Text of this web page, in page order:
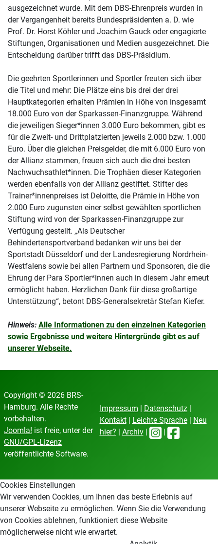
ausgezeichnet wurde. Mit dem DBS-Ehrenpreis wurden in
der Vergangenheit bereits Bundespräsidenten a. D. wie
Prof. Dr. Horst Köhler und Joachim Gauck oder engagierte
Stiftungen, Organisationen und Medien ausgezeichnet. Die
Entscheidung darüber trifft das DBS-Präsidium.
Die geehrten Sportlerinnen und Sportler freuten sich über
die Titel und mehr: Die Plätze eins bis drei der drei
Hauptkategorien erhalten Prämien in Höhe von insgesamt
18.000 Euro von der Sparkassen-Finanzgruppe. Während
die jeweiligen Sieger*innen 3.000 Euro bekommen, gibt es
für die Zweit- und Drittplatzierten jeweils 2.000 bzw. 1.000
Euro. Über die gleichen Preisgelder, die mit 6.000 Euro von
der Allianz stammen, freuen sich auch die drei besten
Nachwuchsathlet*innen. Die Trophäen dieser Kategorien
werden ebenfalls von der Allianz gestiftet. Stifter des
Trainer*innenpreises ist Deloitte, die Prämie in Höhe von
2.000 Euro zugunsten einer selbst gewählten sportlichen
Stiftung wird von der Sparkassen-Finanzgruppe zur
Verfügung gestellt. „Als Deutscher
Behindertensportverband bedanken wir uns bei der
Sportstadt Düsseldorf und der Landesregierung Nordrhein-
Westfalens sowie bei allen Partnern und Sponsoren, die die
Ehrung der Para Sportler*innen auch in diesem Jahr erneut
ermöglicht haben. Herzlichen Dank für diese großartige
Unterstützung“, betont DBS-Generalsekretär Stefan Kiefer.
Hinweis: Alle Informationen zu den einzelnen Kategorien
sowie Ergebnisse und weitere Hintergründe gibt es auf
unserer Webseite.
Copyright © 2026 BRS-
Hamburg. Alle Rechte
vorbehalten.
Joomla! ist freie, unter der
GNU/GPL-Lizenz
veröffentlichte Software.
Impressum Datenschutz|
Kontakt| Leichte Sprache|
Neu
hier?
Archiv|
Cookies Einstellungen
Wir verwenden Cookies, um Ihnen das beste Erlebnis auf
unserer Webseite zu ermöglichen. Wenn Sie die Verwendung
von Cookies ablehnen, funktioniert diese Website
möglicherweise nicht wie erwartet.